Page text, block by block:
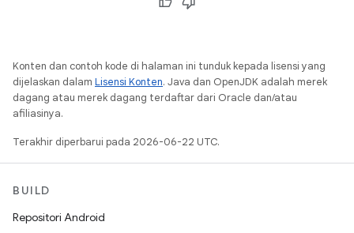
Konten dan contoh kode di halaman ini tunduk kepada lisensi yang
dijelaskan dalam Lisensi Konten. Java dan OpenJDK adalah merek
dagang atau merek dagang terdaftar dari Oracle dan/atau
afiliasinya.
Terakhir diperbarui pada 2026-06-22 UTC.
BUILD
Repositori Android